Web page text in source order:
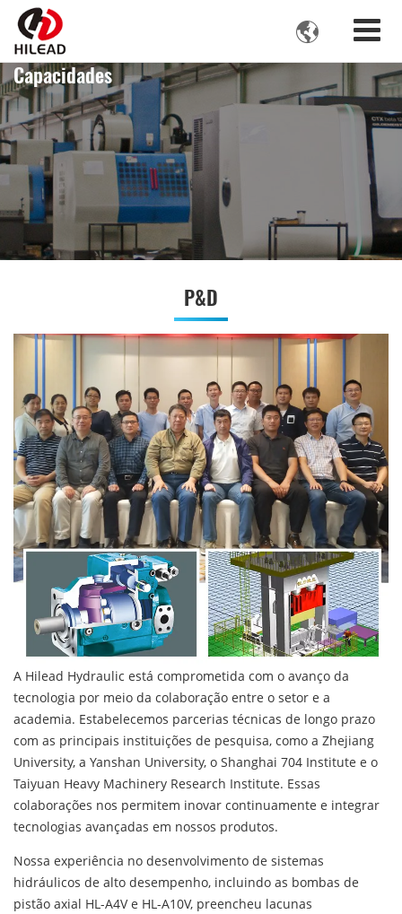

Capacidades
P&D
A Hilead Hydraulic está comprometida com o avanço da
tecnologia por meio da colaboração entre o setor e a
academia. Estabelecemos parcerias técnicas de longo prazo
com as principais instituições de pesquisa, como a Zhejiang
University, a Yanshan University, o Shanghai 704 Institute e o
Taiyuan Heavy Machinery Research Institute. Essas
colaborações nos permitem inovar continuamente e integrar
tecnologias avançadas em nossos produtos.
Nossa experiência no desenvolvimento de sistemas
hidráulicos de alto desempenho, incluindo as bombas de
pistão axial HL-A4V e HL-A10V, preencheu lacunas